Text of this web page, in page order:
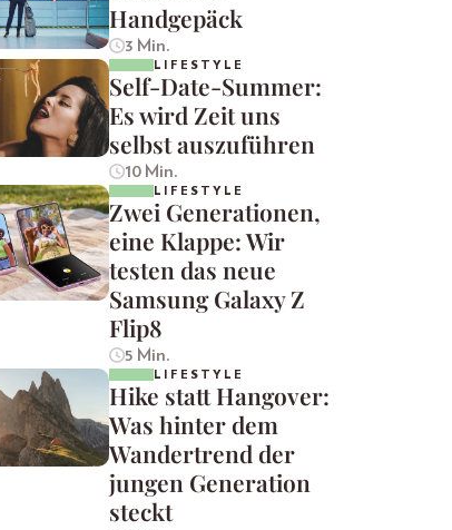
Handgepäck
3 Min.
LIFESTYLE
Self-Date-Summer:
Es wird Zeit uns
selbst auszuführen
10 Min.
LIFESTYLE
Zwei Generationen,
eine Klappe: Wir
testen das neue
Samsung Galaxy Z
Flip8
5 Min.
LIFESTYLE
Hike statt Hangover:
Was hinter dem
Wandertrend der
jungen Generation
steckt